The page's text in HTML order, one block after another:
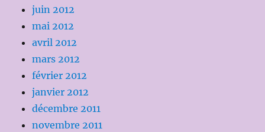
juin 2012
mai 2012
avril 2012
mars 2012
février 2012
janvier 2012
décembre 2011
novembre 2011